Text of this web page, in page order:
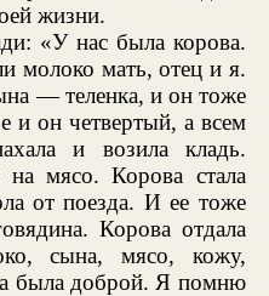
жизни.
«У нас была корова.
молоко мать, отец и я.
— теленка, и он тоже
и он четвертый, а всем
и возила кладь.
мясо. Корова стала
от поезда. И ее тоже
Корова отдала
сына, мясо, кожу,
была доброй. Я помню